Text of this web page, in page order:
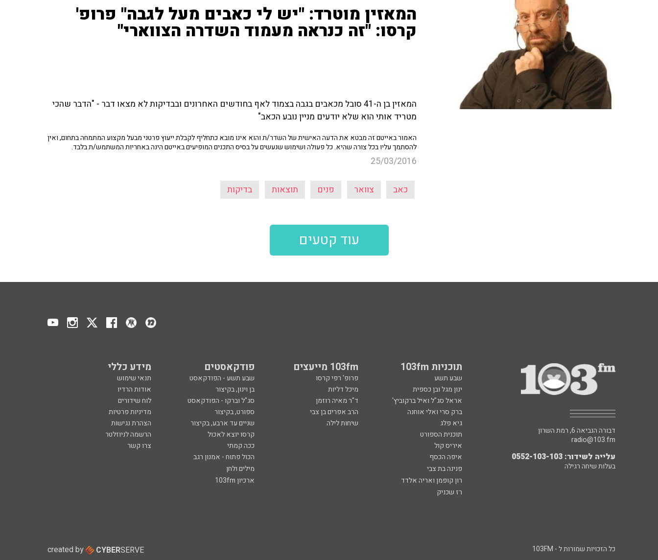
המאזין מוטרד: "יש לי כאבים מעל לגבה" פרופ'
קרסו: "זה כנראה מעמוד השדרה הצווארי"
המאזין בן ה-41 סובל מכאבים בגבה בצמוד לאף בחודשים האחרונים ובבדיקות לא מצאו דבר - "הדבר שהכי
מטריד אותי הוא שלא יודעים מניין נובע הכאב"
האמור באייטם זה מבטא את הדעה האישית של השדר/ת והוא אינו מובא כתחליף לקבלת ייעוץ פרטני מבעל מקצוע המתמחה בתחום, ואין
להסתמך עליו בכל צורה שהיא. כל פעולה ושימוש שנעשים על בסיס התכנים המופיעים באייטם הינה באחריות המשתמש/ת בלבד.
25/03/2016
כאב צוואר פנים תוצאות בדיקות
עוד קטעים
תוכניות 103fm 103fm מייעצים פודקאסטים מידע כללי
שבע תשע פרופ' רפי קרסו שבע תשע - הפודקאסט
תנאי שימוש
ינון מגל ובן כספית
מיכל דליות בן וינון, בקיצור
אודות הרדיו
אראל סג"ל ואיל ברקוביץ'
ד"ר מאיה רוזמן סג"ל וברקו - הפודקאסט
לוח שידורים
ברק סרי ואלי אוחנה
הרב אפרים בן צבי ספורט, בקיצור
מדיניות פרטיות
גיא פלג
שיחות לילה שניים עד ארבע, בקיצור
הצהרת נגישות
תוכנית הספורט
קרסו יוצא לאכול
הרשמה לניוזלטר
איריס קול
ככה קמתי
צרו קשר
איפה הכסף
הכול פתוח - אמנון רגב
פנינה בת צבי
מילים ולחן
רון קופמן ואריה אלדד
ארכיון 103fm
רז שכניק
דבורה הנביאה 6, רמת השרון
radio@103.fm
עלייה לשידור: 0552-103-103
בעלות שיחה רגילה
כל הזכויות שמורות ל - 103FM created by CYBERSERVE